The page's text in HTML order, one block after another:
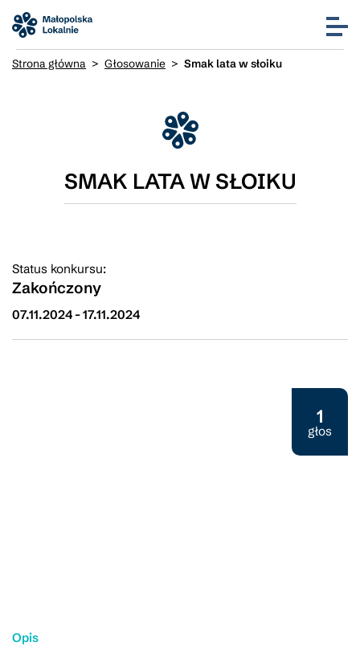
Strona główna > Głosowanie > Smak lata w słoiku
SMAK LATA W SŁOIKU
Status konkursu:
Zakończony
07.11.2024 -17.11.2024
1
głos
Opis